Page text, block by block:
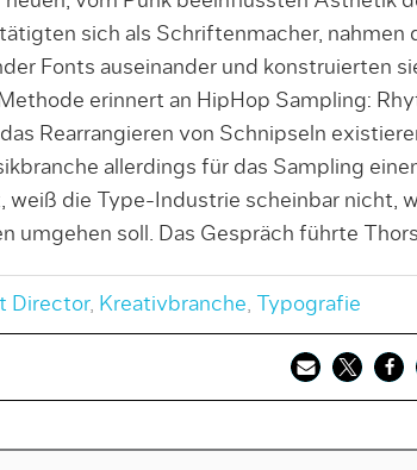
sich als Schriftenmacher, nahmen
Fonts auseinander und konstruierten
erinnert an HipHop Sampling:
Rearrangieren von Schnipseln
allerdings für das Sampling
weiß die Type-Industrie scheinbar nicht,
umgehen soll. Das Gespräch führte
Director, Kreativbranche, Typografie